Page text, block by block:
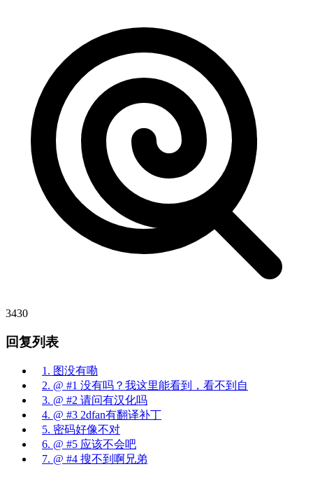
3430
回复列表
1. 图没有嘞
2. @ #1 没有吗？我这里能看到，看不到自
3. @ #2 请问有汉化吗
4. @ #3 2dfan有翻译补丁
5. 密码好像不对
6. @ #5 应该不会吧
7. @ #4 搜不到啊兄弟